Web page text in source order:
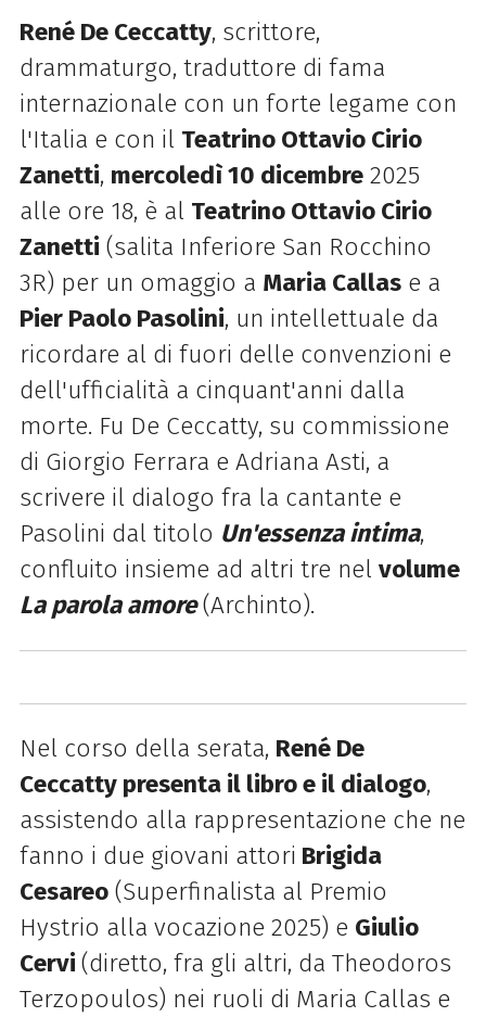
René De Ceccatty, scrittore,
drammaturgo, traduttore di fama
internazionale con un forte legame con
l'Italia e con il Teatrino Ottavio Cirio
Zanetti, mercoledì 10 dicembre2025
alle ore 18, è al Teatrino Ottavio Cirio
Zanetti (salita Inferiore San Rocchino
3R) per un omaggio a Maria Callase a
Pier Paolo Pasolini, un intellettuale da
ricordare al di fuori delle convenzioni e
dell'ufficialità a cinquant'anni dalla
morte. Fu De Ceccatty, su commissione
di Giorgio Ferrara e Adriana Asti, a
scrivere il dialogo fra la cantante e
Pasolini dal titolo Un'essenza intima,
confluito insieme ad altri tre nel volume
La parola amore(Archinto).
Nel corso della serata, René De
Ceccatty presenta il libro e il dialogo,
assistendo alla rappresentazione che ne
fanno i due giovani attori Brigida
Cesareo(Superfinalista al Premio
Hystrio alla vocazione 2025) e Giulio
Cervi (diretto, fra gli altri, da Theodoros
Terzopoulos) nei ruoli di Maria Callas e